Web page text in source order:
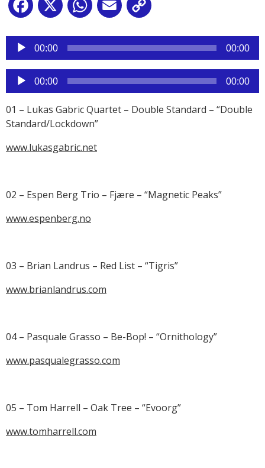
Facebook
X WhatsApp
Email
Reproductor
audio
00:00 00:00
Reproductor
de
audio
00:00 00:00
01 – Lukas Gabric Quartet – Double Standard – “Double
Standard/Lockdown”
www.lukasgabric.net
02 – Espen Berg Trio – Fjære – “Magnetic Peaks”
www.espenberg.no
03 – Brian Landrus – Red List – “Tigris”
www.brianlandrus.com
04 – Pasquale Grasso – Be-Bop! – “Ornithology”
www.pasqualegrasso.com
05 – Tom Harrell – Oak Tree – “Evoorg”
www.tomharrell.com